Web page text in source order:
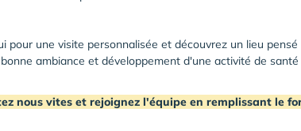
pour une visite personnalisée et découvrez un lieu pensé
ambiance et développement d'une activité de santé
nous vites et rejoignez l'équipe en remplissant le